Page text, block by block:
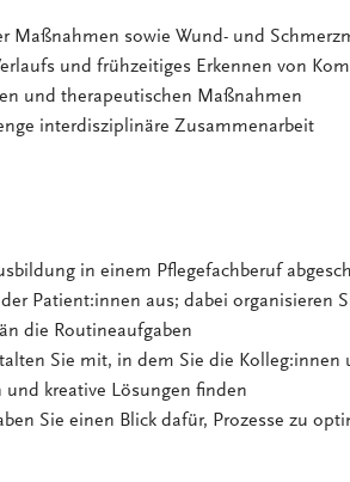
Maßnahmen sowie Wund- und
und frühzeitiges Erkennen von
und therapeutischen Maßnahmen
interdisziplinäre Zusammenarbeit
in einem Pflegefachberuf
Patient:innen aus; dabei organisieren
die Routineaufgaben
Sie mit, in dem Sie die Kolleg:innen
kreative Lösungen finden
Sie einen Blick dafür, Prozesse zu